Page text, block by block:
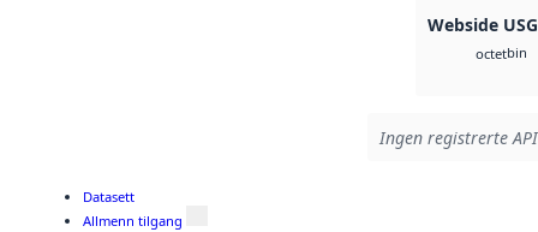
Webside
octetbin
Ingen registrerte
Datasett
Allmenn tilgang